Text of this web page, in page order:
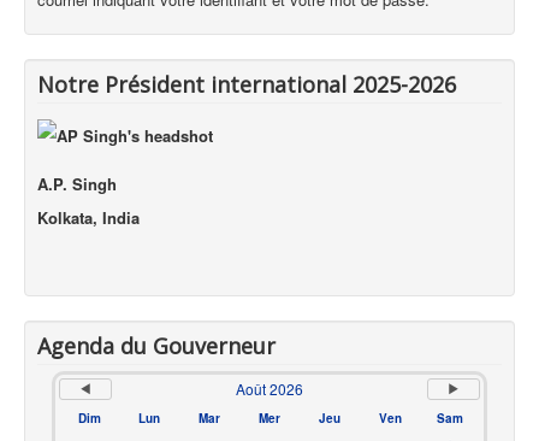
Notre Président international 2025-2026
A.P. Singh
Kolkata, India
Agenda du Gouverneur
Août 2026
Dim Lun Mar Mer Jeu Ven
Sam